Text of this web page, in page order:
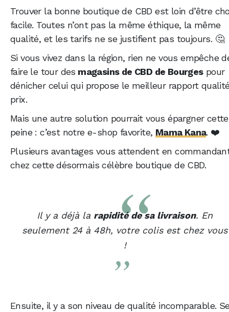
Trouver la bonne boutique de CBD est loin d’être
facile. Toutes n’ont pas la même éthique, la même
qualité, et les tarifs ne se justifient pas toujours. 🤔
Si vous vivez dans la région, rien ne vous empêche
faire le tour des magasins de CBD de Bourgespour
dénicher celui qui propose le meilleur rapport
prix.
Mais une autre solution pourrait vous épargner cette
peine : c’est notre e-shop favorite, Mama Kana. ❤️
Plusieurs avantages vous attendent en
chez cette désormais célèbre boutique de CBD.
Il y a déjà la rapidité de sa livraison. En
seulement 24 à 48h, votre colis est chez vous
!
Ensuite, il y a son niveau de qualité incomparable.